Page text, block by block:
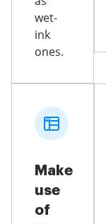
wet-
ink
ones.
Make
use
of